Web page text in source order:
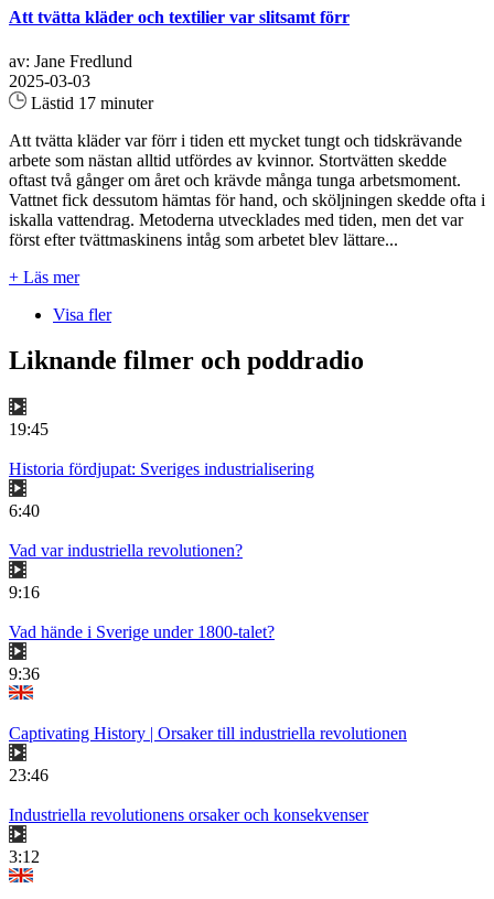
Att tvätta kläder och textilier var slitsamt förr
av: Jane Fredlund
2025-03-03
Lästid 17 minuter
Att tvätta kläder var förr i tiden ett mycket tungt och tidskrävande
arbete som nästan alltid utfördes av kvinnor. Stortvätten skedde
oftast två gånger om året och krävde många tunga arbetsmoment.
Vattnet fick dessutom hämtas för hand, och sköljningen skedde ofta i
iskalla vattendrag. Metoderna utvecklades med tiden, men det var
först efter tvättmaskinens intåg som arbetet blev lättare...
+ Läs mer
Visa fler
Liknande filmer och poddradio
19:45
Historia fördjupat: Sveriges industrialisering
6:40
Vad var industriella revolutionen?
9:16
Vad hände i Sverige under 1800-talet?
9:36
Captivating History | Orsaker till industriella revolutionen
23:46
Industriella revolutionens orsaker och konsekvenser
3:12